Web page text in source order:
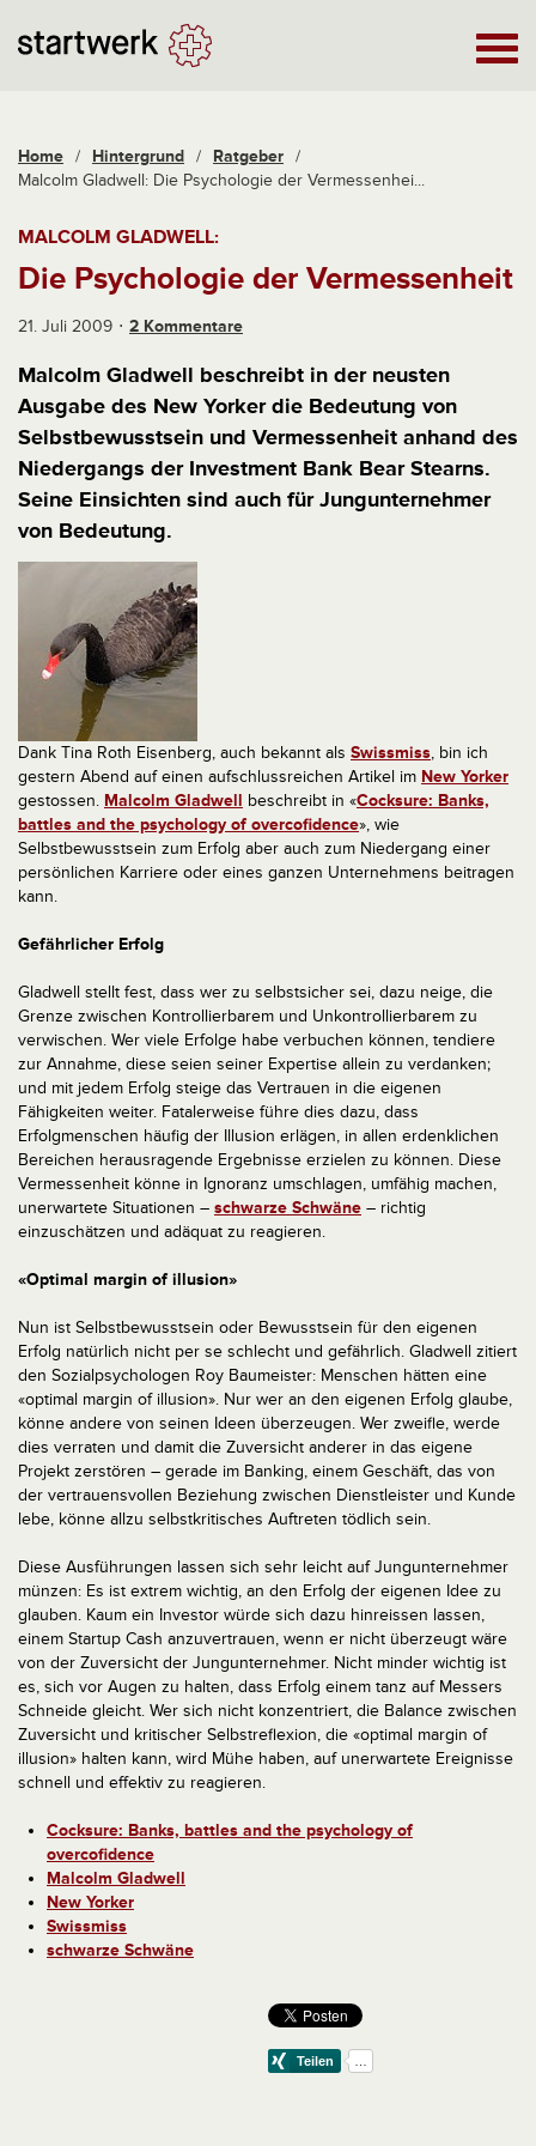
Home / Hintergrund / Ratgeber /
Malcolm Gladwell: Die Psychologie der Vermessenhei...
MALCOLM GLADWELL:
Die Psychologie der Vermessenheit
21. Juli 2009 2 Kommentare
Malcolm Gladwell beschreibt in der neusten
Ausgabe des New Yorker die Bedeutung von
Selbstbewusstsein und Vermessenheit anhand des
Niedergangs der Investment Bank Bear Stearns.
Seine Einsichten sind auch für Jungunternehmer
von Bedeutung.
Dank Tina Roth Eisenberg, auch bekannt als Swissmiss, bin ich
gestern Abend auf einen aufschlussreichen Artikel im New Yorker
gestossen. Malcolm Gladwell beschreibt in «Cocksure: Banks,
battles and the psychology of overcofidence», wie
Selbstbewusstsein zum Erfolg aber auch zum Niedergang einer
persönlichen Karriere oder eines ganzen Unternehmens beitragen
kann.
Gefährlicher Erfolg
Gladwell stellt fest, dass wer zu selbstsicher sei, dazu neige, die
Grenze zwischen Kontrollierbarem und Unkontrollierbarem zu
verwischen. Wer viele Erfolge habe verbuchen können, tendiere
zur Annahme, diese seien seiner Expertise allein zu verdanken;
und mit jedem Erfolg steige das Vertrauen in die eigenen
Fähigkeiten weiter. Fatalerweise führe dies dazu, dass
Erfolgmenschen häufig der Illusion erlägen, in allen erdenklichen
Bereichen herausragende Ergebnisse erzielen zu können. Diese
Vermessenheit könne in Ignoranz umschlagen, umfähig machen,
unerwartete Situationen – schwarze Schwäne – richtig
einzuschätzen und adäquat zu reagieren.
«Optimal margin of illusion»
Nun ist Selbstbewusstsein oder Bewusstsein für den eigenen
Erfolg natürlich nicht per se schlecht und gefährlich. Gladwell zitiert
den Sozialpsychologen Roy Baumeister: Menschen hätten eine
«optimal margin of illusion». Nur wer an den eigenen Erfolg glaube,
könne andere von seinen Ideen überzeugen. Wer zweifle, werde
dies verraten und damit die Zuversicht anderer in das eigene
Projekt zerstören – gerade im Banking, einem Geschäft, das von
der vertrauensvollen Beziehung zwischen Dienstleister und Kunde
lebe, könne allzu selbstkritisches Auftreten tödlich sein.
Diese Ausführungen lassen sich sehr leicht auf Jungunternehmer
münzen: Es ist extrem wichtig, an den Erfolg der eigenen Idee zu
glauben. Kaum ein Investor würde sich dazu hinreissen lassen,
einem Startup Cash anzuvertrauen, wenn er nicht überzeugt wäre
von der Zuversicht der Jungunternehmer. Nicht minder wichtig ist
es, sich vor Augen zu halten, dass Erfolg einem tanz auf Messers
Schneide gleicht. Wer sich nicht konzentriert, die Balance zwischen
Zuversicht und kritischer Selbstreflexion, die «optimal margin of
illusion» halten kann, wird Mühe haben, auf unerwartete Ereignisse
schnell und effektiv zu reagieren.
Cocksure: Banks, battles and the psychology of
overcofidence
Malcolm Gladwell
New Yorker
Swissmiss
schwarze Schwäne